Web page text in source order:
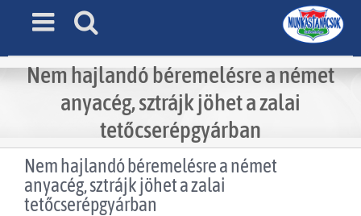
Nem hajlandó béremelésre a német
anyacég, sztrájk jöhet a zalai
tetőcserépgyárban
Nem hajlandó béremelésre a német
anyacég, sztrájk jöhet a zalai
tetőcserépgyárban